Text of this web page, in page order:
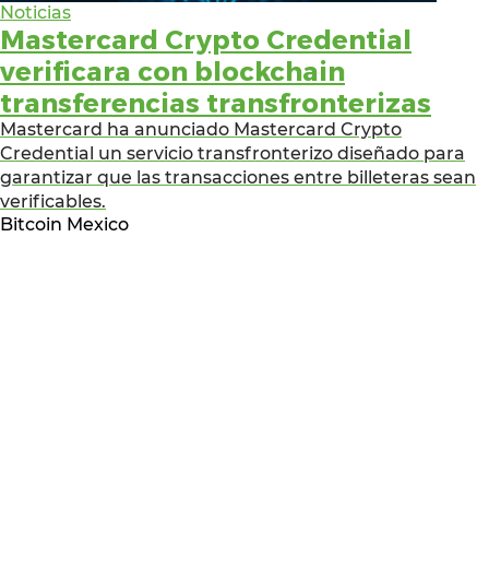
Noticias
Mastercard Crypto Credential
verificara con blockchain
transferencias transfronterizas
Mastercard ha anunciado Mastercard Crypto
Credential un servicio transfronterizo diseñado para
garantizar que las transacciones entre billeteras sean
verificables.
Bitcoin Mexico